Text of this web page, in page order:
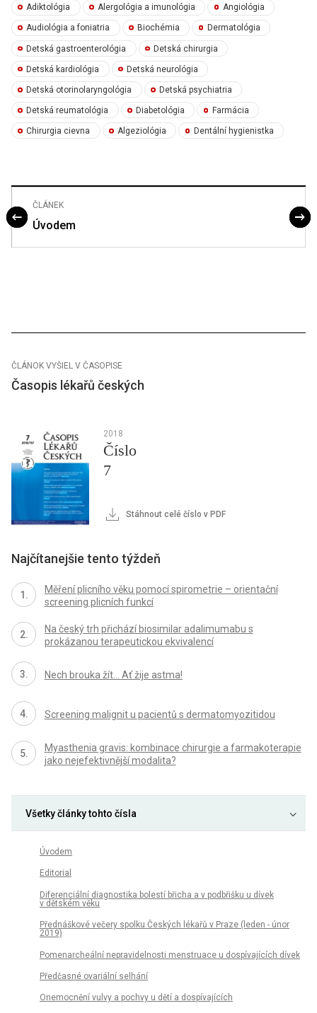
Adiktológia Alergológia a imunológia Angiológia
Audiológia a foniatria Biochémia Dermatológia
Detská gastroenterológia Detská chirurgia
Detská kardiológia Detská neurológia
Detská otorinolaryngológia Detská psychiatria
Detská reumatológia Diabetológia Farmácia
Chirurgia cievna Algeziológia Dentální hygienistka
ČLÁNEK
Úvodem
ČLÁNOK VYŠIEL V ČASOPISE
Časopis lékařů českých
2018
Číslo
7
Stáhnout celé číslo v PDF
Najčítanejšie tento týždeň
Měření plicního věku pomocí spirometrie – orientační
screening plicních funkcí
Na český trh přichází biosimilar adalimumabu s
prokázanou terapeutickou ekvivalencí
Nech brouka žít… Ať žije astma!
Screening malignit u pacientů s dermatomyozitidou
Myasthenia gravis: kombinace chirurgie a farmakoterapie
jako nejefektivnější modalita?
Všetky články tohto čísla
Úvodem
Editorial
Diferenciální diagnostika bolestí břicha a v podbřišku u dívek
v dětském věku
Přednáškové večery spolku Českých lékařů v Praze (leden - únor
2019)
Pomenarcheální nepravidelnosti menstruace u dospívajících dívek
Předčasné ovariální selhání
Onemocnění vulvy a pochvy u dětí a dospívajících